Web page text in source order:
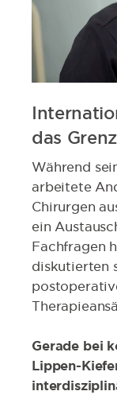
das
Während
arbeitete
Chirurgen
ein
Fachfragen
diskutierten
Gerade bei
Lippen-